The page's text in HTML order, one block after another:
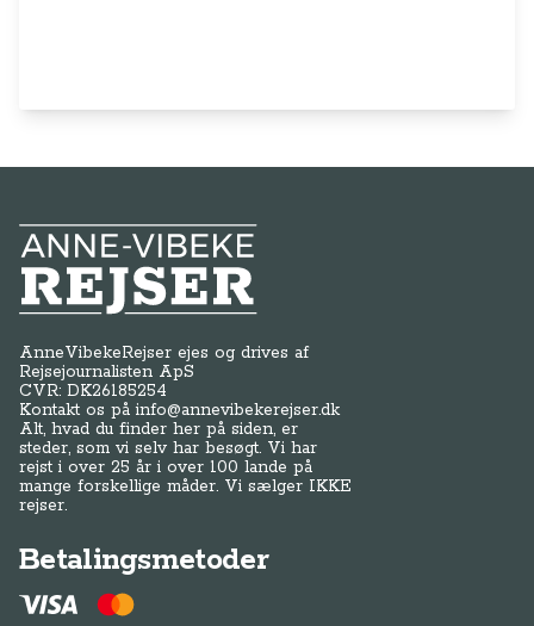
Anne-Vibeke Rejser
AnneVibekeRejser ejes og drives af
Rejsejournalisten ApS
CVR: DK26185254
Kontakt os påinfo@annevibekerejser.dk
Alt, hvad du finder her på siden, er
steder, som vi selv har besøgt. Vi har
rejst i over 25 år i over 100 lande på
mange forskellige måder. Vi sælger IKKE
rejser.
Betalingsmetoder